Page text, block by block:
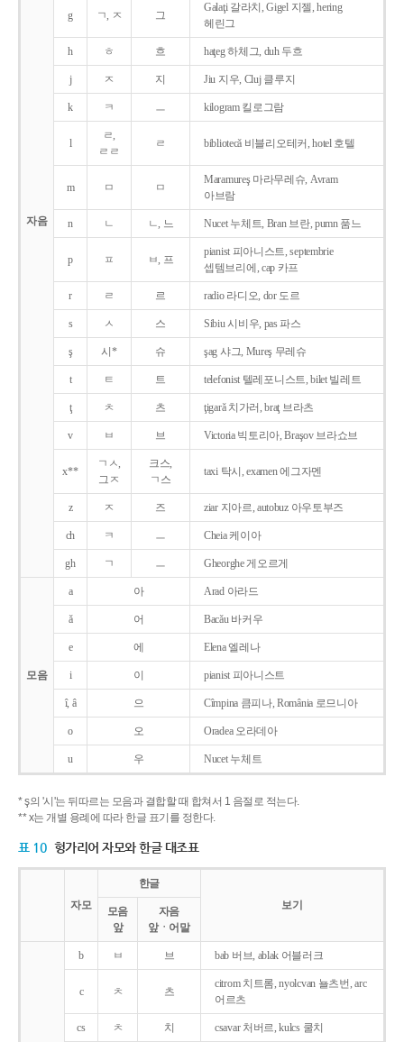
자음
g ㄱ, ㅈ 그
Galaţi 갈라치, Gigel 지젤, hering
헤린그
h ㅎ 흐 haţeg 하체그, duh 두흐
j ㅈ 지 Jiu 지우, Cluj 클루지
k ㅋ ㅡ kilogram 킬로그람
l
ㄹ,
ㄹㄹ
ㄹ bibliotecǎ 비블리오테커, hotel 호텔
m ㅁ ㅁ
Maramureş 마라무레슈, Avram
아브람
n ㄴ ㄴ, 느 Nucet 누체트, Bran 브란, pumn 품느
p ㅍ ㅂ, 프
pianist 피아니스트, septembrie
셉템브리에, cap 카프
r ㄹ 르 radio 라디오, dor 도르
s ㅅ 스 Sibiu 시비우, pas 파스
ş 시* 슈 şag 샤그, Mureş 무레슈
t ㅌ 트 telefonist 텔레포니스트, bilet 빌레트
ţ ㅊ 츠 ţigarǎ 치가러, braţ 브라츠
v ㅂ 브 Victoria 빅토리아, Braşov 브라쇼브
x**
ㄱㅅ,
그ㅈ
크스,
ㄱ스
taxi 탁시, examen 에그자멘
z ㅈ 즈 ziar 지아르, autobuz 아우토부즈
ch ㅋ ㅡ Cheia 케이아
gh ㄱ ㅡ Gheorghe 게오르게
모음
a 아 Arad 아라드
ǎ 어 Bacǎu 바커우
e 에 Elena 엘레나
i 이 pianist 피아니스트
î, â 으 Cîmpina 큼피나, România 로므니아
o 오 Oradea 오라데아
u 우 Nucet 누체트
* ş의 '시'는 뒤따르는 모음과 결합할 때 합쳐서 1 음절로 적는다.
** x는 개별 용례에 따라 한글 표기를 정한다.
표 10 헝가리어 자모와 한글 대조표
자모
한글
보기
모음
앞
자음
앞ㆍ어말
b ㅂ 브 bab 버브, ablak 어블러크
c ㅊ 츠
citrom 치트롬, nyolcvan 뇰츠번, arc
어르츠
cs ㅊ 치 csavar 처버르, kulcs 쿨치